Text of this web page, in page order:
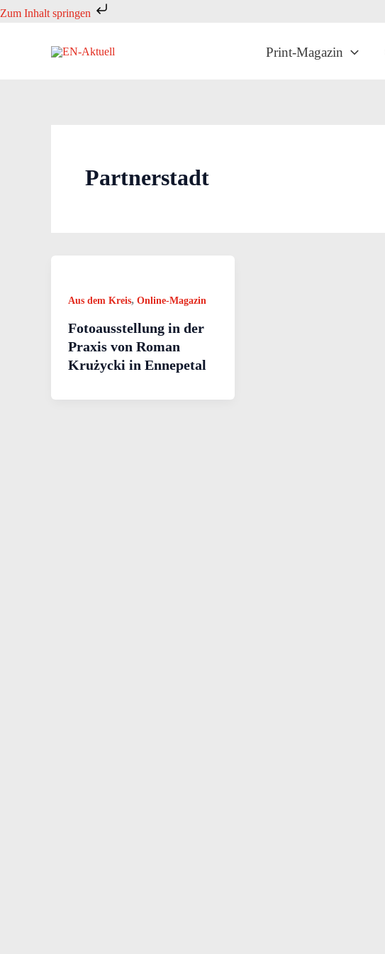
Zum Inhalt springen
Zum
Print-Magazin
Partnerstadt
Aus dem Kreis, Online-Magazin
Fotoausstellung in der
Praxis von Roman
Krużycki in Ennepetal